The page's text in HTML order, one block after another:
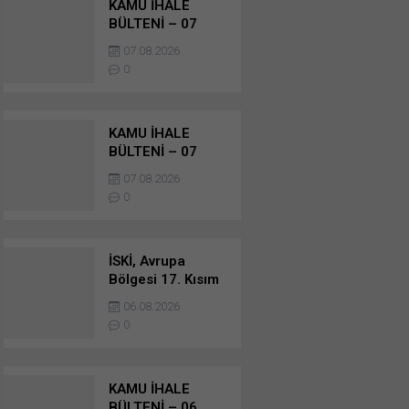
KAMU İHALE
BÜLTENİ – 07
AĞUSTOS 2026 –
YAPIM İŞLERİ
İHALELERİ
07.08.2026
0
KAMU İHALE
BÜLTENİ – 07
AĞUSTOS 2026 –
YAPIM İŞLERİ
İHALELERİ
07.08.2026
0
İSKİ, Avrupa
Bölgesi 17. Kısım
Müteferrik Atık
Su, Yağmursuyu
Kanalı Ve Dere
06.08.2026
0
KAMU İHALE